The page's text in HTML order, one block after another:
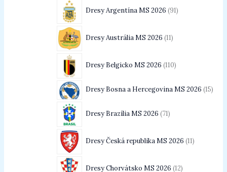
Dresy Argentína MS 2026 91
Dresy Austrália MS 2026 11
Dresy Belgicko MS 2026 110
Dresy Bosna a Hercegovina MS 2026 15
Dresy Brazília MS 2026 71
Dresy Česká republika MS 2026 11
Dresy Chorvátsko MS 2026 12